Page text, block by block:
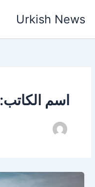
Urkish News
اسم الكاتب: Urkish News